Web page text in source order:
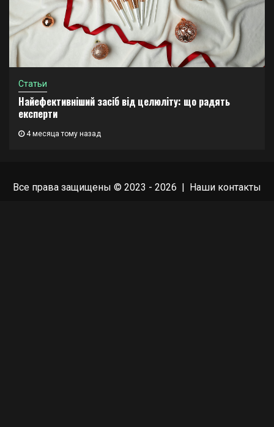
Статьи
Найефективніший засіб від целюліту: що радять
експерти
4 месяца тому назад
Все права защищены © 2023 - 2026 | Наши контакты